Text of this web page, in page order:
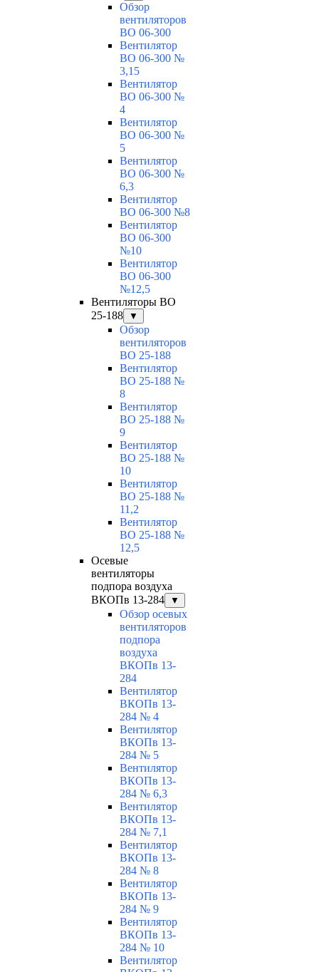
Обзор
вентиляторов
ВО 06-300
Вентилятор
ВО 06-300 №
3,15
Вентилятор
ВО 06-300 №
4
Вентилятор
ВО 06-300 №
5
Вентилятор
ВО 06-300 №
6,3
Вентилятор
ВО 06-300 №8
Вентилятор
ВО 06-300
№10
Вентилятор
ВО 06-300
№12,5
Вентиляторы ВО
25-188
▼
Обзор
вентиляторов
ВО 25-188
Вентилятор
ВО 25-188 №
8
Вентилятор
ВО 25-188 №
9
Вентилятор
ВО 25-188 №
10
Вентилятор
ВО 25-188 №
11,2
Вентилятор
ВО 25-188 №
12,5
Осевые
вентиляторы
подпора воздуха
ВКОПв 13-284
▼
Обзор осевых
вентиляторов
подпора
воздуха
ВКОПв 13-
284
Вентилятор
ВКОПв 13-
284 № 4
Вентилятор
ВКОПв 13-
284 № 5
Вентилятор
ВКОПв 13-
284 № 6,3
Вентилятор
ВКОПв 13-
284 № 7,1
Вентилятор
ВКОПв 13-
284 № 8
Вентилятор
ВКОПв 13-
284 № 9
Вентилятор
ВКОПв 13-
284 № 10
Вентилятор